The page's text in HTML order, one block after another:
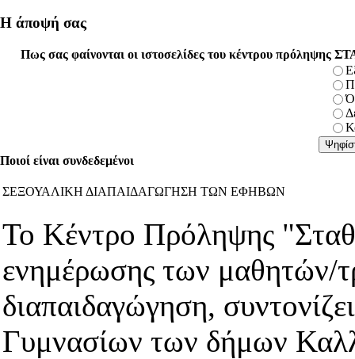
Η άποψή σας
Πως σας φαίνονται οι ιστοσελίδες του κέντρου πρόληψης
Ποιοί είναι συνδεδεμένοι
ΣΕΞΟΥΑΛΙΚΗ ΔΙΑΠΑΙΔΑΓΩΓΗΣΗ ΤΩΝ ΕΦΗΒΩΝ
Το Κέντρο Πρόληψης
ενημέρωσης των μαθητών/
διαπαιδαγώγηση,
Γυμνασίων των δήμων